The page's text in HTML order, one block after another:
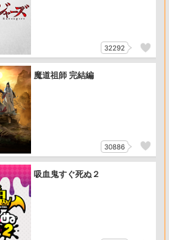
32292
魔道祖師 完結編
30886
吸血鬼すぐ死ぬ２